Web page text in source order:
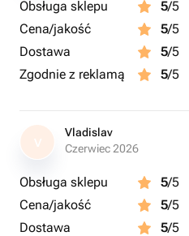
Obsługa sklepu 5/5
Cena/jakość
5/5
Dostawa
5/5
Zgodnie z reklamą
5/5
V
Vladislav
Czerwiec 2026
Obsługa sklepu 5/5
Cena/jakość
5/5
Dostawa
5/5